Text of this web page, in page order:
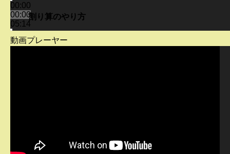
00:00
00:00
05:14
割り算のやり方
動画プレーヤー